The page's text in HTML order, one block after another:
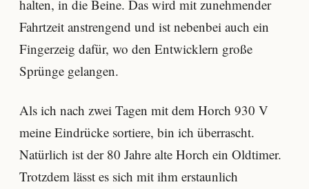
halten, in die Beine. Das wird mit zunehmender
Fahrtzeit anstrengend und ist nebenbei auch ein
Fingerzeig dafür, wo den Entwicklern große
Sprünge gelangen.
Als ich nach zwei Tagen mit dem Horch 930 V
meine Eindrücke sortiere, bin ich überrascht.
Natürlich ist der 80 Jahre alte Horch ein Oldtimer.
Trotzdem lässt es sich mit ihm erstaunlich